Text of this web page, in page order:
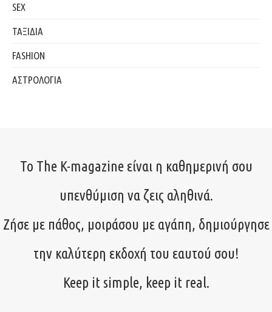
SEX
ΤΑΞΙΔΙΑ
FASHION
ΑΣΤΡΟΛΟΓΙΑ
Το The K-magazine είναι η καθημερινή σου
υπενθύμιση να ζεις αληθινά.
Ζήσε με πάθος, μοιράσου με αγάπη, δημιούργησε
την καλύτερη εκδοχή του εαυτού σου!
Keep it simple, keep it real.